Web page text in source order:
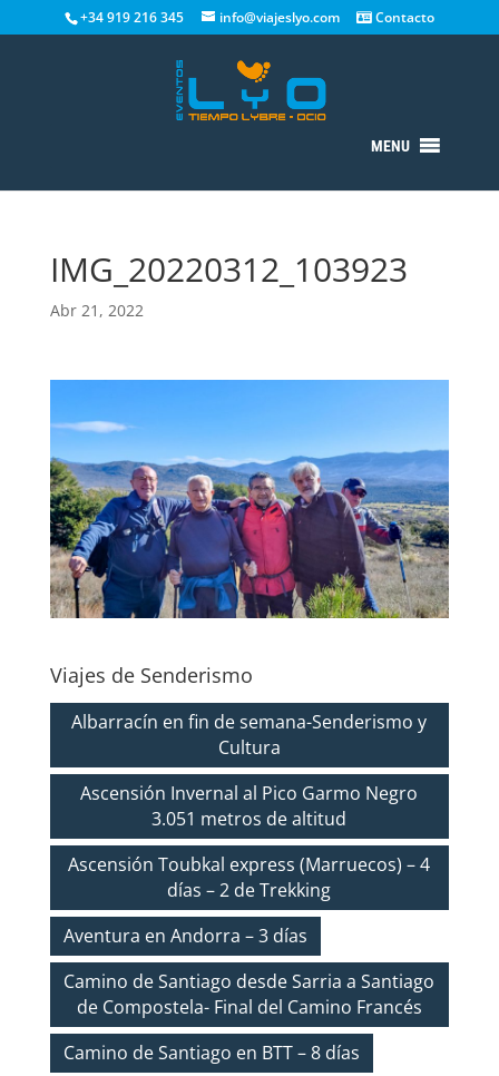
+34 919 216 345 info@viajeslyo.com Contacto
MENU
IMG_20220312_103923
Abr 21, 2022
Viajes de Senderismo
Albarracín en fin de semana-Senderismo y
Cultura
Ascensión Invernal al Pico Garmo Negro
3.051 metros de altitud
Ascensión Toubkal express (Marruecos) – 4
días – 2 de Trekking
Aventura en Andorra – 3 días
Camino de Santiago desde Sarria a Santiago
de Compostela- Final del Camino Francés
Camino de Santiago en BTT – 8 días